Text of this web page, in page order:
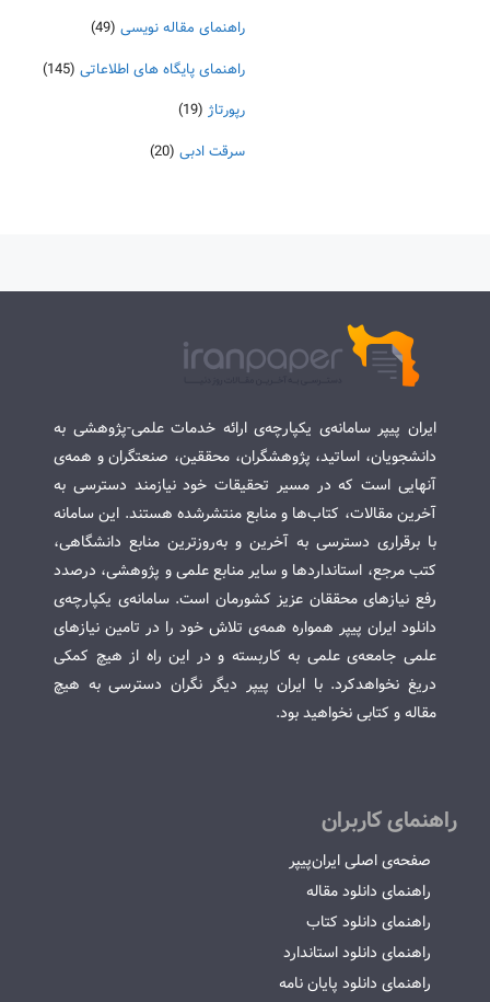
راهنمای مقاله نویسی (49)
راهنمای پایگاه های اطلاعاتی (145)
رپورتاژ (19)
سرقت ادبی (20)
ایران پیپر سامانه‌ی یکپارچه‌ی ارائه خدمات علمی-پژوهشی به
دانشجویان، اساتید، پژوهشگران، محققین، صنعتگران و همه‌ی
آنهایی است که در مسیر تحقیقات خود نیازمند دسترسی به
آخرین مقالات، کتاب‌ها و منابع منتشرشده هستند. این سامانه
با برقراری دسترسی به آخرین و به‌روزترین منابع دانشگاهی،
کتب مرجع، استانداردها و سایر منابع علمی و پژوهشی، درصدد
رفع نیازهای محققان عزیز کشورمان است. سامانه‌ی یکپارچه‌ی
دانلود ایران پیپر همواره همه‌ی تلاش خود را در تامین نیازهای
علمی جامعه‌ی علمی به کاربسته و در این راه از هیچ کمکی
دریغ نخواهدکرد. با ایران پیپر دیگر نگران دسترسی به هیچ
مقاله و کتابی نخواهید بود.
راهنمای کاربران
صفحه‌ی اصلی ایران‌پیپر
راهنمای دانلود مقاله
راهنمای دانلود کتاب
راهنمای دانلود استاندارد
راهنمای دانلود پایان نامه